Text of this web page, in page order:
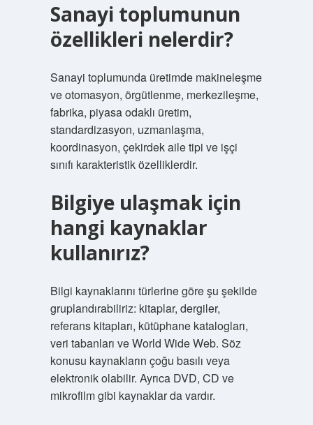
Sanayi toplumunun
özellikleri nelerdir?
Sanayi toplumunda üretimde makineleşme
ve otomasyon, örgütlenme, merkezileşme,
fabrika, piyasa odaklı üretim,
standardizasyon, uzmanlaşma,
koordinasyon, çekirdek aile tipi ve işçi
sınıfı karakteristik özelliklerdir.
Bilgiye ulaşmak için
hangi kaynaklar
kullanırız?
Bilgi kaynaklarını türlerine göre şu şekilde
gruplandırabiliriz: kitaplar, dergiler,
referans kitapları, kütüphane katalogları,
veri tabanları ve World Wide Web. Söz
konusu kaynakların çoğu basılı veya
elektronik olabilir. Ayrıca DVD, CD ve
mikrofilm gibi kaynaklar da vardır.